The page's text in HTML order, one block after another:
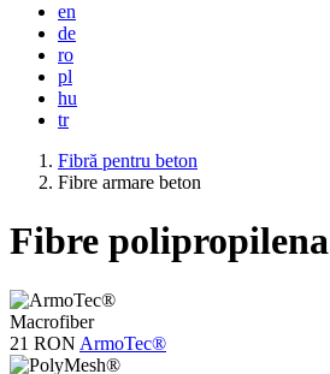
en
de
ro
pl
hu
tr
Fibră pentru beton
Fibre armare beton
Fibre polipropilena
Macrofiber
21 RON ArmoTec®